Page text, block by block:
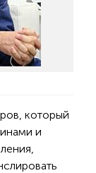
который
и